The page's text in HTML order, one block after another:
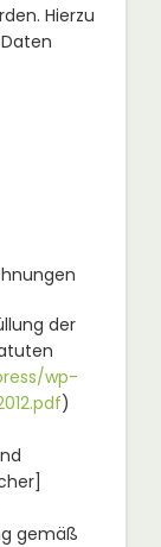
Hierzu
der
wp-
)
gemäß